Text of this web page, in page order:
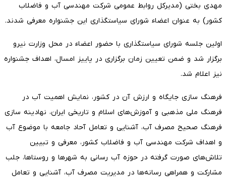
مهدی بختی (مدیرکل روابط عمومی شرکت مهندسی آب و فاضلاب
کشور) به عنوان اعضاء شورای سیاستگذاری این جشنواره معرفی شدند.
اولین جلسه شورای سیاستگذاری با حضور اعضاء در محل وزارت نیرو
برگزار شد و ضمن تعیین زمان برگزاری در پاییز امسال، اهداف جشنواره
نیز اعلام شد.
فرهنگ سازی جایگاه و ارزش آن در کشور، نمایش اهمیت آب در
فرهنگ ملی مذهبی و آموزش‌های اسلام و تاریخی ایران، نهادینه سازی
فرهنگ صحیح مصرف آب، آشنایی و تعامل آحاد جامعه با موضوع آب
و اهداف شرکت مهندسی آب و فاضلاب کشور، معرفی و تبیین
تلاش‌های صورت گرفته در حوزه آب رسانی به شهرها و روستاها، جلب
مشارکت و همراهی رسانه‌ها در مدیریت مصرف آب، آشنایی و تعامل